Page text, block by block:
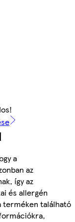
a
az
így az
és allergén
terméken található